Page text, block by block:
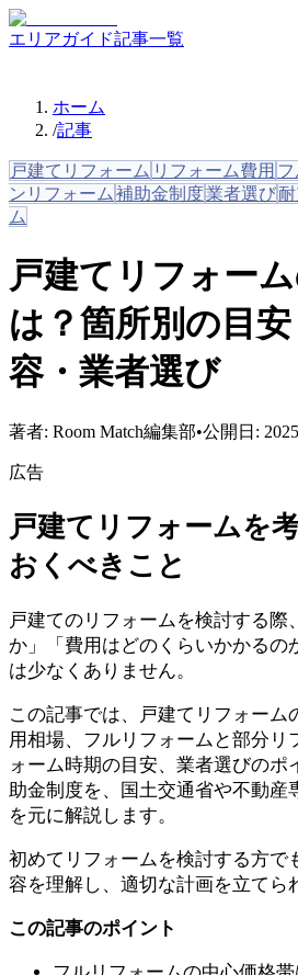
エリアガイド記事一覧
ホーム
/記事
戸建てリフォーム リフォーム費用
ンリフォーム 補助金制度業者選び
ム
戸建てリフォー
は？箇所別の目
容・業者選び
著者: Room Match編集部•公開日:
広告
戸建てリフォームを
おくべきこと
戸建てのリフォームを検討する際
か」「費用はどのくらいかかるの
は少なくありません。
この記事では、戸建てリフォーム
用相場、フルリフォームと部分リ
ォーム時期の目安、業者選びのポ
助金制度を、国土交通省や不動産
を元に解説します。
初めてリフォームを検討する方で
容を理解し、適切な計画を立てら
この記事のポイント